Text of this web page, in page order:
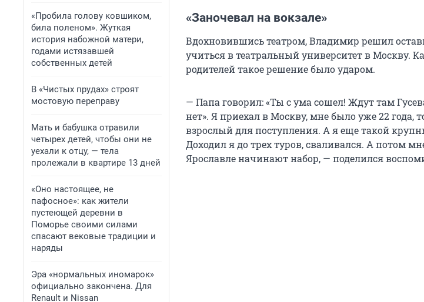
«Пробила голову ковшиком,
била поленом». Жуткая
история набожной матери,
годами истязавшей
собственных детей
В «Чистых прудах» строят
мостовую переправу
Мать и бабушка отравили
четырех детей, чтобы они не
уехали к отцу, — тела
пролежали в квартире 13 дней
«Оно настоящее, не
пафосное»: как жители
пустеющей деревни в
Поморье своими силами
спасают вековые традиции и
наряды
Эра «нормальных иномарок»
официально закончена. Для
Renault и Nissan
«Заночевал на вокзале»
Вдохновившись театром, Владимир решил
учиться в театральный университет в Москву.
родителей такое решение было ударом.
— Папа говорил: «Ты с ума сошел! Ждут там
нет». Я приехал в Москву, мне было уже 22 года,
взрослый для поступления. А я еще такой
Доходил я до трех туров, сваливался. А потом
Ярославле начинают набор, — поделился